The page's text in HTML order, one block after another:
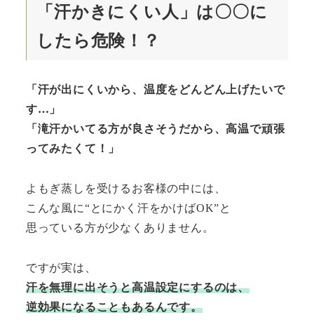
「汗かきにくい人」は〇〇に
したら危険！？
「汗が出にくいから、温度をどんどん上げたいで
す…」
「滝汗かいてる方が良さそうだから、高温で頑張
ってみたくて！」
よもぎ蒸しを受けるお客様の中には、
こんな風に“とにかく汗をかけばOK”と
思っている方が少なくありません。
ですが実は、
汗を無理に出そうと高温設定にするのは、
逆効果になることもあるんです。